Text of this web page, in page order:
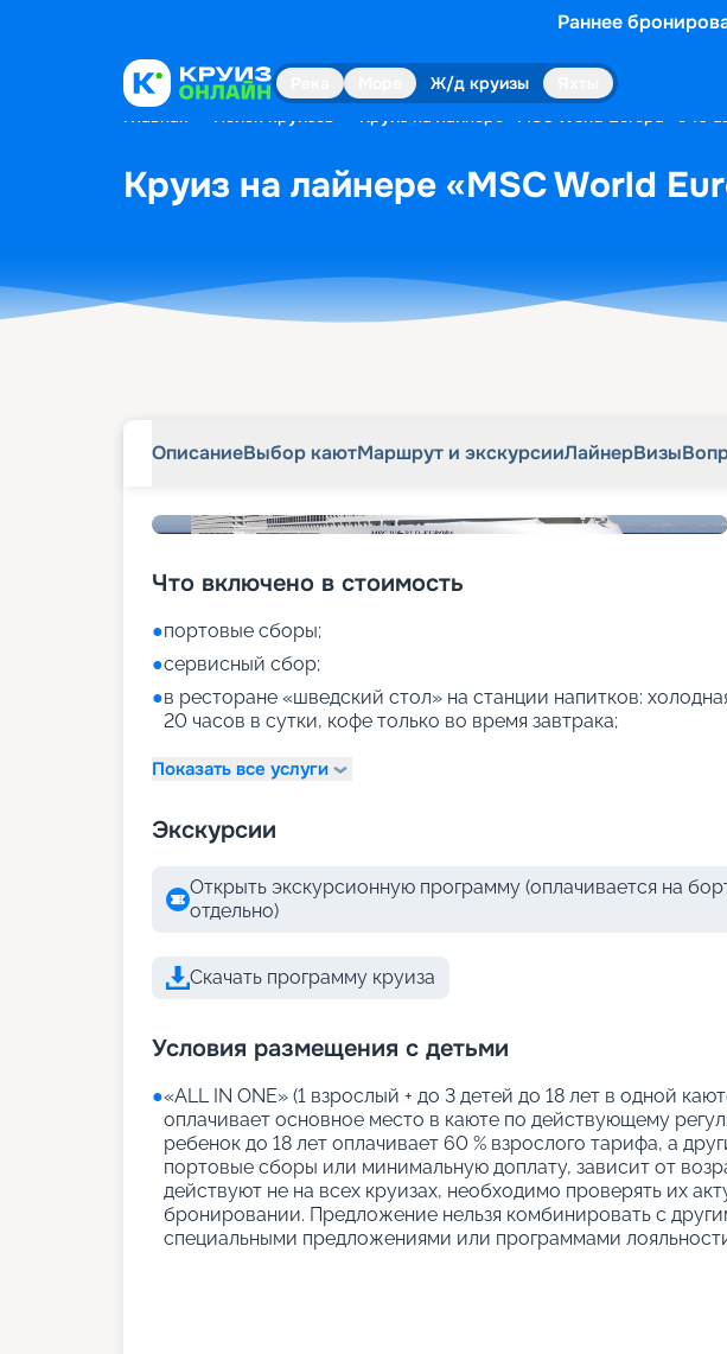
Раннее
Ж/д круизы
Главная Поиск круизов Круиз на лайнере «MSC World Europa» с 16
Круиз на лайнере «MSC World
ОписаниеВыбор каютМаршрут и экскурсииЛайнерВизы
Что включено в стоимость
●портовые сборы;
●сервисный сбор;
●в ресторане «шведский стол» на станции напитков:
20 часов в сутки, кофе только во время завтрака;
Показать все услуги
Экскурсии
Открыть экскурсионную программу (оплачивается на
отдельно)
Скачать программу круиза
Условия размещения с детьми
●«АLL IN ONE» (1 взрослый + до 3 детей до 18 лет в одной
оплачивает основное место в каюте по действующему
ребенок до 18 лет оплачивает 60 % взрослого тарифа, а
портовые сборы или минимальную доплату, зависит от
действуют не на всех круизах, необходимо проверять их
бронировании. Предложение нельзя комбинировать с
специальными предложениями или программами